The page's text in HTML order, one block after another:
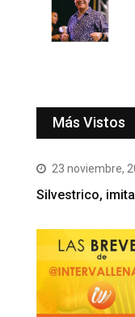
Más Vistos
23 noviembre,
Silvestrico,